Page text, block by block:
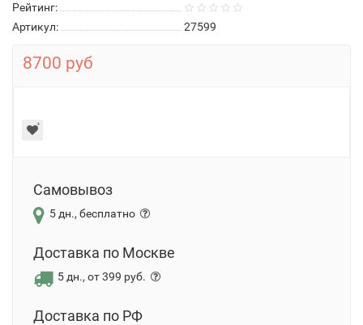
Рейтинг:
Артикул:
27599
8700 руб
Самовывоз
5 дн., бесплатно
Доставка по Москве
5 дн., от 399 руб.
Доставка по РФ